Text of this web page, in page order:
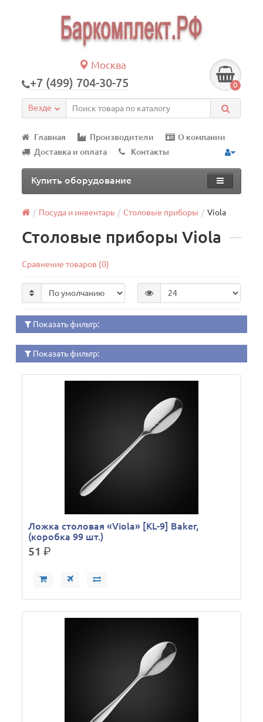
Москва
+7 (499) 704-30-75 0
Везде
Главная Производители
О компании
Доставка и оплата
Контакты
Купить оборудование
Посуда и инвентарь Столовые приборы Viola
Столовые приборы Viola
Сравнение товаров (0)
Показать фильтр:
Показать фильтр:
Ложка столовая «Viola» [KL-9] Baker,
(коробка 99 шт.)
51р.